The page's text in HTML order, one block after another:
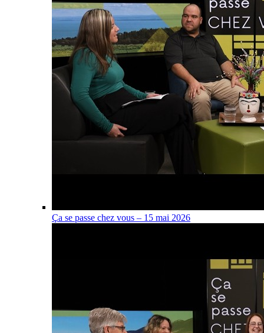
Ça se passe chez vous – 15 mai 2026